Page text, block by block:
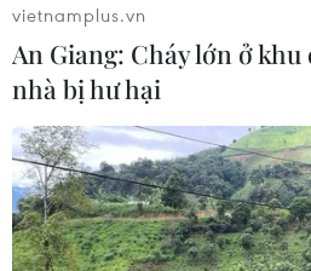
vietnamplus.vn
An Giang: Cháy lớn ở khu
nhà bị hư hại